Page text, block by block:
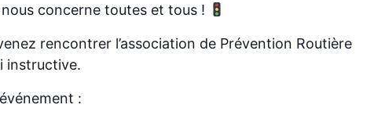
concerne toutes et tous !
rencontrer l’association de Prévention Routière
instructive.
: